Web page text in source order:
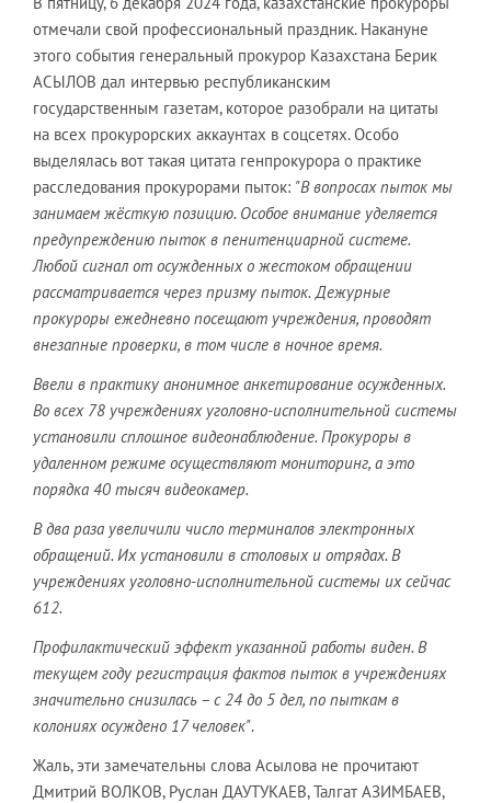
отмечали свой профессиональный праздник. Накануне
этого события генеральный прокурор Казахстана Берик
АСЫЛОВ дал интервью республиканским
государственным газетам, которое разобрали на цитаты
на всех прокурорских аккаунтах в соцсетях. Особо
выделялась вот такая цитата генпрокурора о практике
расследования прокурорами пыток: "В вопросах пыток мы
занимаем жёсткую позицию. Особое внимание уделяется
предупреждению пыток в пенитенциарной системе.
Любой сигнал от осужденных о жестоком обращении
рассматривается через призму пыток. Дежурные
прокуроры ежедневно посещают учреждения, проводят
внезапные проверки, в том числе в ночное время.
Ввели в практику анонимное анкетирование осужденных.
Во всех 78 учреждениях уголовно-исполнительной системы
установили сплошное видеонаблюдение. Прокуроры в
удаленном режиме осуществляют мониторинг, а это
порядка 40 тысяч видеокамер.
В два раза увеличили число терминалов электронных
обращений. Их установили в столовых и отрядах. В
учреждениях уголовно-исполнительной системы их сейчас
612.
Профилактический эффект указанной работы виден. В
текущем году регистрация фактов пыток в учреждениях
значительно снизилась – с 24 до 5 дел, по пыткам в
колониях осуждено 17 человек".
Жаль, эти замечательны слова Асылова не прочитают
Дмитрий ВОЛКОВ, Руслан ДАУТУКАЕВ, Талгат АЗИМБАЕВ,